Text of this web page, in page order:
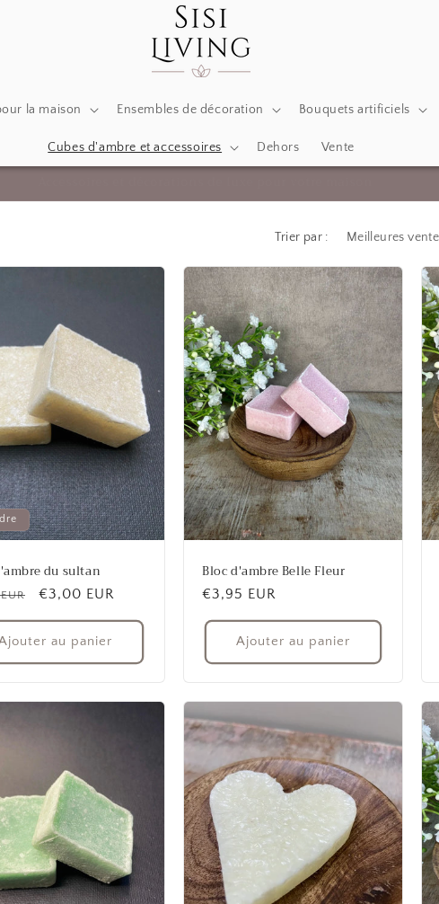
la maison Ensembles de décoration Bouquets artificiels
Cubes d'ambre et accessoires Dehors Vente
Trier par :
du sultan
Prix
promotionnel
€3,00 EUR
au panier
Bloc d'ambre Belle Fleur
Prix
habituel
€3,95 EUR
Ajouter au panier